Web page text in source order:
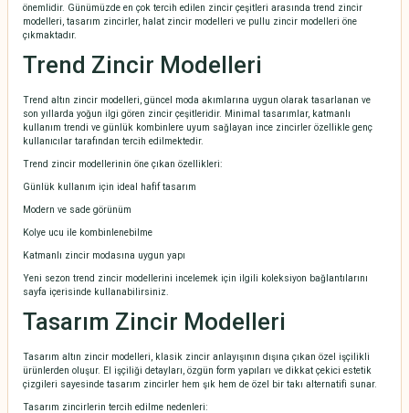
önemlidir. Günümüzde en çok tercih edilen zincir çeşitleri arasında trend zincir
modelleri, tasarım zincirler, halat zincir modelleri ve pullu zincir modelleri öne
çıkmaktadır.
Trend Zincir Modelleri
Trend altın zincir modelleri, güncel moda akımlarına uygun olarak tasarlanan ve
son yıllarda yoğun ilgi gören zincir çeşitleridir. Minimal tasarımlar, katmanlı
kullanım trendi ve günlük kombinlere uyum sağlayan ince zincirler özellikle genç
kullanıcılar tarafından tercih edilmektedir.
Trend zincir modellerinin öne çıkan özellikleri:
Günlük kullanım için ideal hafif tasarım
Modern ve sade görünüm
Kolye ucu ile kombinlenebilme
Katmanlı zincir modasına uygun yapı
Yeni sezon trend zincir modellerini incelemek için ilgili koleksiyon bağlantılarını
sayfa içerisinde kullanabilirsiniz.
Tasarım Zincir Modelleri
Tasarım altın zincir modelleri, klasik zincir anlayışının dışına çıkan özel işçilikli
ürünlerden oluşur. El işçiliği detayları, özgün form yapıları ve dikkat çekici estetik
çizgileri sayesinde tasarım zincirler hem şık hem de özel bir takı alternatifi sunar.
Tasarım zincirlerin tercih edilme nedenleri: